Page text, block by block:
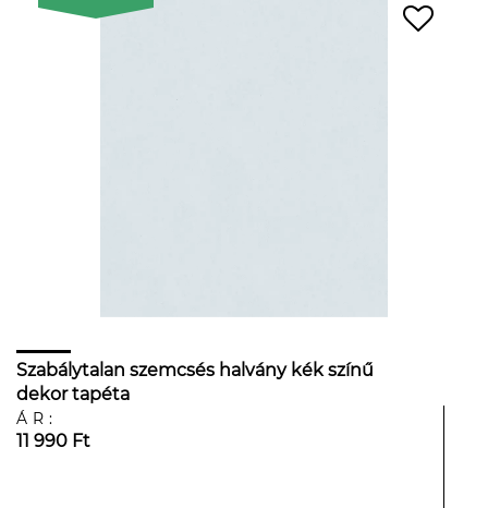
Szabálytalan szemcsés halvány kék színű
dekor tapéta
ÁR:
11 990 Ft